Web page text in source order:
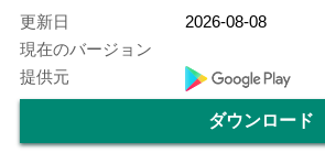
更新日
2026-08-08
現在のバージョン
提供元
ダウンロード